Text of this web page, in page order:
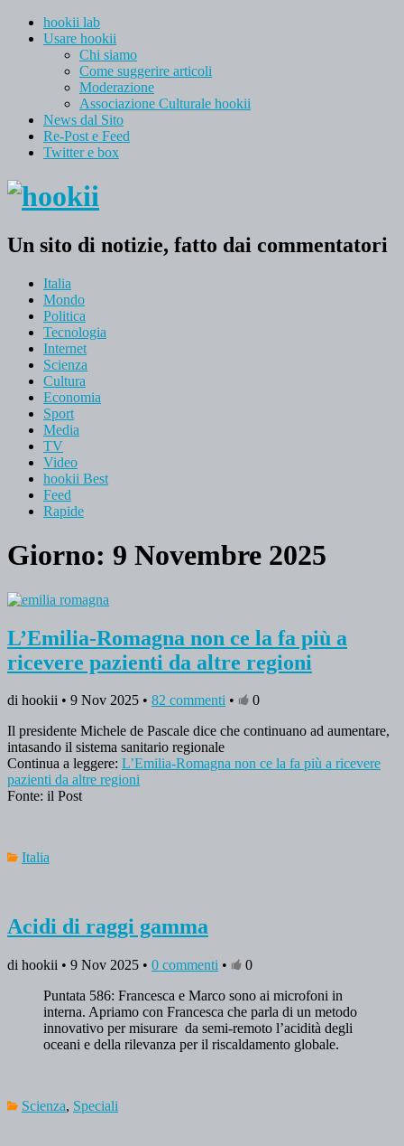
hookii lab
Usare hookii
Chi siamo
Come suggerire articoli
Moderazione
Associazione Culturale hookii
News dal Sito
Re-Post e Feed
Twitter e box
Un sito di notizie, fatto dai commentatori
Italia
Mondo
Politica
Tecnologia
Internet
Scienza
Cultura
Economia
Sport
Media
TV
Video
hookii Best
Feed
Rapide
Giorno: 9 Novembre 2025
L’Emilia-Romagna non ce la fa più a
ricevere pazienti da altre regioni
di hookii • 9 Nov 2025 • 82 commenti •
0
Il presidente Michele de Pascale dice che continuano ad aumentare,
intasando il sistema sanitario regionale
Continua a leggere: L’Emilia-Romagna non ce la fa più a ricevere
pazienti da altre regioni
Fonte: il Post
Italia
Acidi di raggi gamma
di hookii • 9 Nov 2025 • 0 commenti •
0
Puntata 586: Francesca e Marco sono ai microfoni in
interna. Apriamo con Francesca che parla di un metodo
innovativo per misurare da semi-remoto l’acidità degli
oceani e della rilevanza per il riscaldamento globale.
Scienza, Speciali